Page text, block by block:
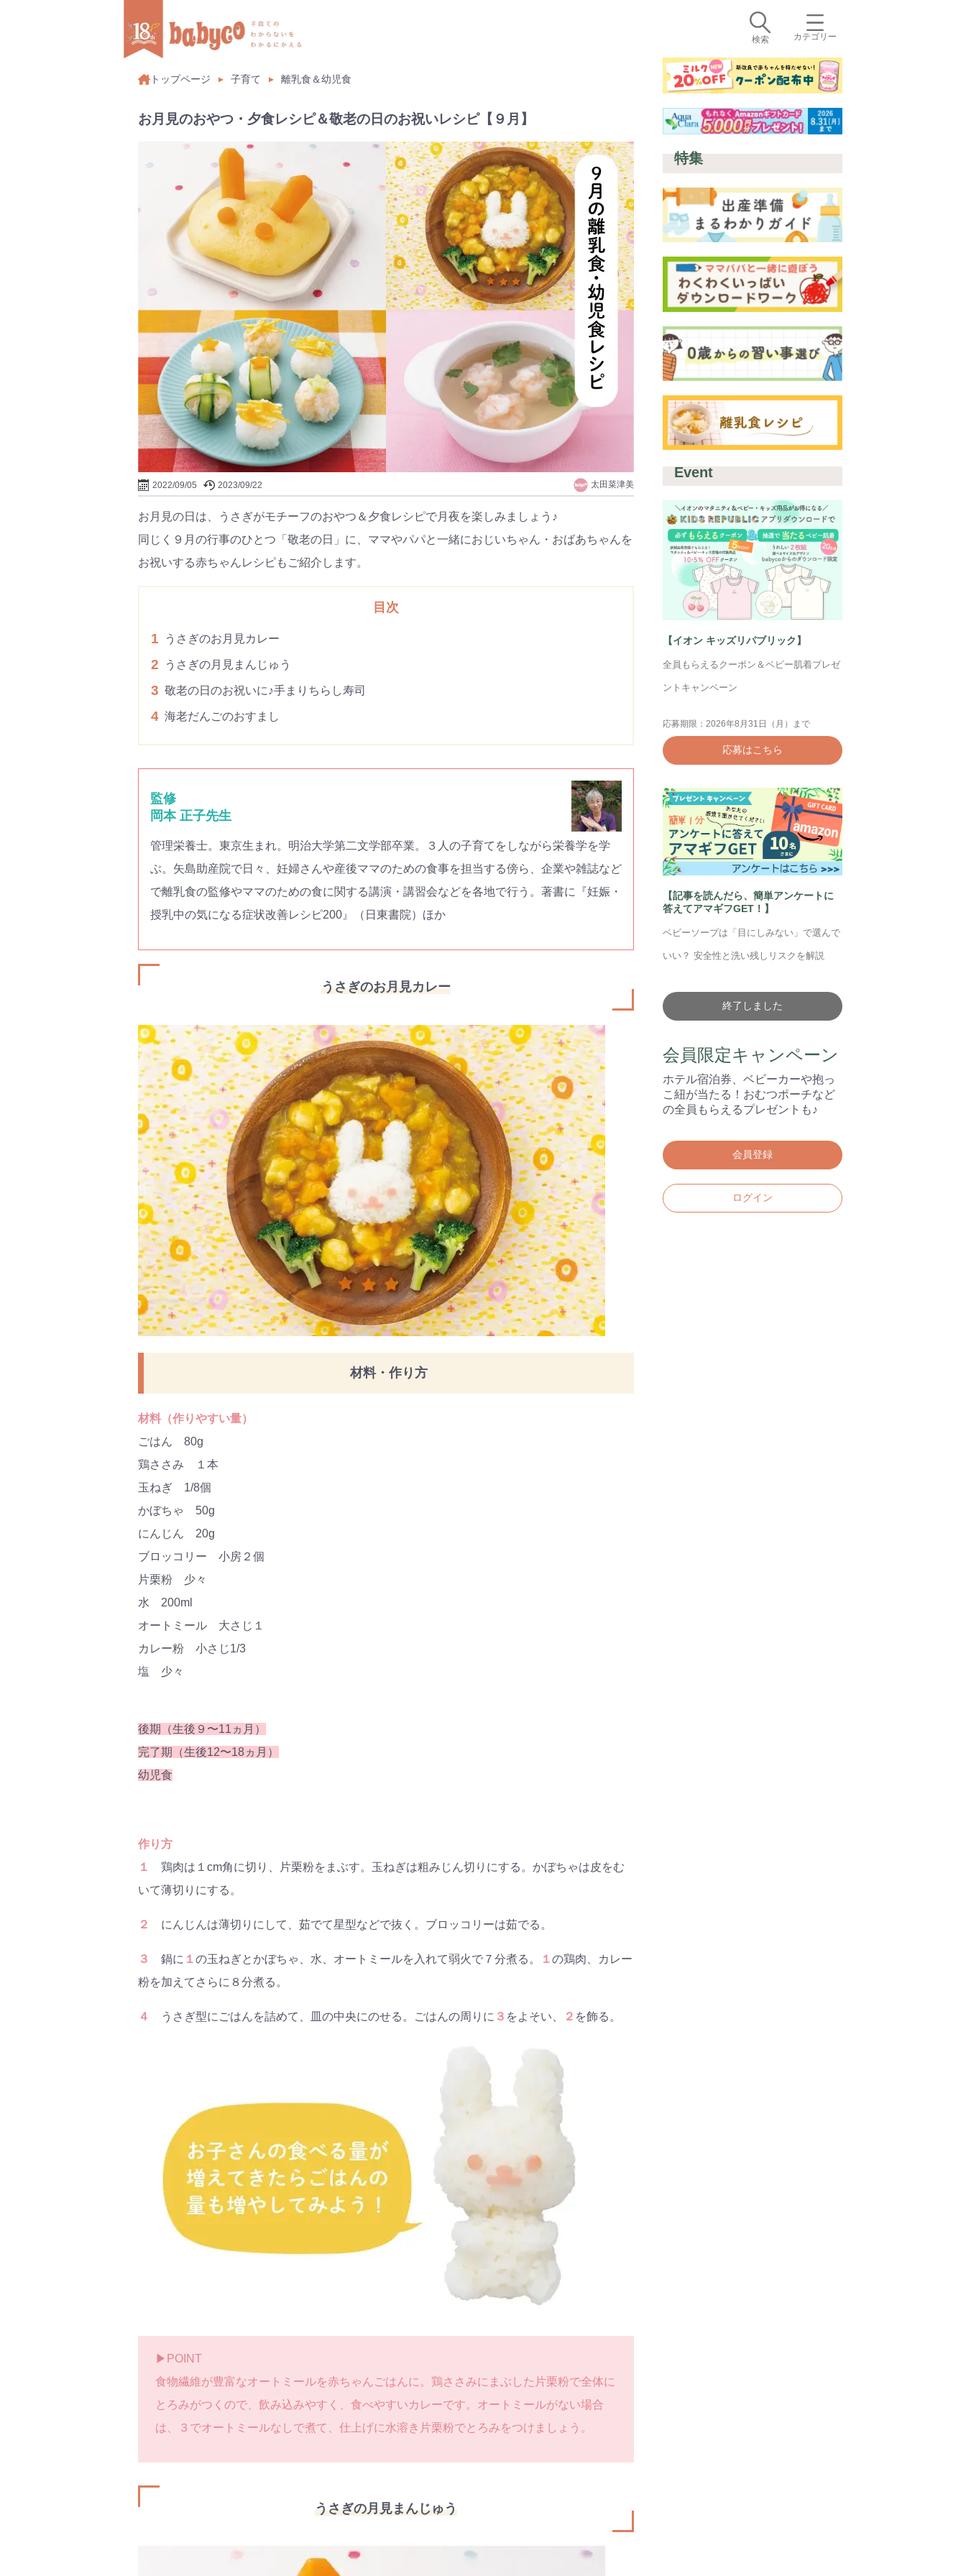
検索 カテゴリー
トップページ 子育て 離乳食＆幼児食
お月見のおやつ・夕食レシピ＆敬老の日のお祝いレシピ【９月】
2022/09/05 2023/09/22 太田菜津美
お月見の日は、うさぎがモチーフのおやつ＆夕食レシピで月夜を楽しみましょう♪
同じく９月の行事のひとつ「敬老の日」に、ママやパパと一緒におじいちゃん・おばあちゃんを
お祝いする赤ちゃんレシピもご紹介します。
目次
1 うさぎのお月見カレー
2 うさぎの月見まんじゅう
3 敬老の日のお祝いに♪手まりちらし寿司
4 海老だんごのおすまし
監修
岡本 正子先生
管理栄養士。東京生まれ。明治大学第二文学部卒業。３人の子育てをしながら栄養学を学
ぶ。矢島助産院で日々、妊婦さんや産後ママのための食事を担当する傍ら、企業や雑誌など
で離乳食の監修やママのための食に関する講演・講習会などを各地で行う。著書に『妊娠・
授乳中の気になる症状改善レシピ200』（日東書院）ほか
うさぎのお月見カレー
材料・作り方
材料（作りやすい量）
ごはん 80g
鶏ささみ １本
玉ねぎ 1/8個
かぼちゃ 50g
にんじん 20g
ブロッコリー 小房２個
片栗粉 少々
水 200ml
オートミール 大さじ１
カレー粉 小さじ1/3
塩 少々
後期（生後９〜11ヵ月）
完了期（生後12〜18ヵ月）
幼児食
作り方
１
鶏肉は１cm角に切り、片栗粉をまぶす。玉ねぎは粗みじん切りにする。かぼちゃは皮をむ
いて薄切りにする。
２ にんじんは薄切りにして、茹でて星型などで抜く。ブロッコリーは茹でる。
３ 鍋に １の玉ねぎとかぼちゃ、水、オートミールを入れて弱火で７分煮る。 １の鶏肉、カレー
粉を加えてさらに８分煮る。
４ うさぎ型にごはんを詰めて、皿の中央にのせる。ごはんの周りに ３ をよそい、 ２ を飾る。
▶︎POINT
食物繊維が豊富なオートミールを赤ちゃんごはんに。鶏ささみにまぶした片栗粉で全体に
とろみがつくので、飲み込みやすく、食べやすいカレーです。オートミールがない場合
は、３でオートミールなしで煮て、仕上げに水溶き片栗粉でとろみをつけましょう。
うさぎの月見まんじゅう
特集
Event
【イオン キッズリパブリック】
全員もらえるクーポン＆ベビー肌着プレゼ
ントキャンペーン
応募期限：2026年8月31日（月）まで
応募はこちら
【記事を読んだら、簡単アンケートに
答えてアマギフGET！】
ベビーソープは「目にしみない」で選んで
いい？ 安全性と洗い残しリスクを解説
終了しました
会員限定キャンペーン
ホテル宿泊券、ベビーカーや抱っ
こ紐が当たる！おむつポーチなど
の全員もらえるプレゼントも♪
会員登録
ログイン